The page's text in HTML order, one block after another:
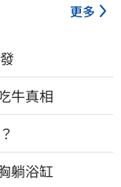
更多
牛真相
躺浴缸